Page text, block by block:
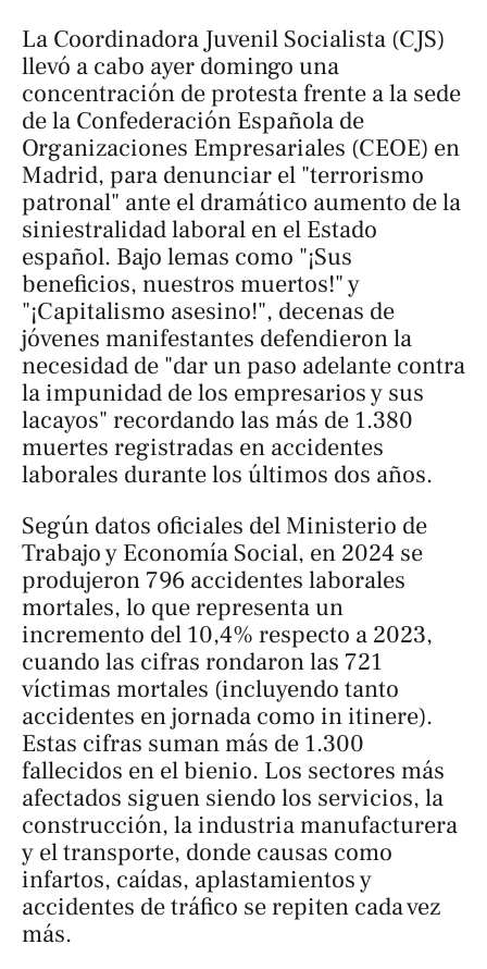
La Coordinadora Juvenil Socialista (CJS)
llevó a cabo ayer domingo una
concentración de protesta frente a la sede
de la Confederación Española de
Organizaciones Empresariales (CEOE) en
Madrid, para denunciar el "terrorismo
patronal" ante el dramático aumento de la
siniestralidad laboral en el Estado
español. Bajo lemas como "¡Sus
beneficios, nuestros muertos!" y
"¡Capitalismo asesino!", decenas de
jóvenes manifestantes defendieron la
necesidad de "dar un paso adelante contra
la impunidad de los empresarios y sus
lacayos" recordando las más de 1.380
muertes registradas en accidentes
laborales durante los últimos dos años.
Según datos oficiales del Ministerio de
Trabajo y Economía Social, en 2024 se
produjeron 796 accidentes laborales
mortales, lo que representa un
incremento del 10,4% respecto a 2023,
cuando las cifras rondaron las 721
víctimas mortales (incluyendo tanto
accidentes en jornada como in itinere).
Estas cifras suman más de 1.300
fallecidos en el bienio. Los sectores más
afectados siguen siendo los servicios, la
construcción, la industria manufacturera
y el transporte, donde causas como
infartos, caídas, aplastamientos y
accidentes de tráfico se repiten cada vez
más.